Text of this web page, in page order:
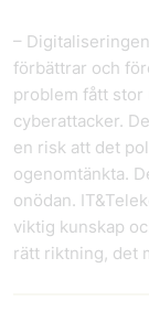
–
förbättrar och
problem fått stor
cyberattacker.
en risk att det
ogenomtänkta.
onödan.
viktig kunskap
rätt riktning, det